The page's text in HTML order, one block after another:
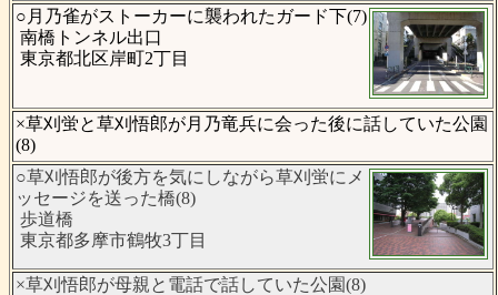
○月乃雀がストーカーに襲われたガード下(7)
南橋トンネル出口
東京都北区岸町2丁目
×草刈蛍と草刈悟郎が月乃竜兵に会った後に話していた公園
(8)
○草刈悟郎が後方を気にしながら草刈蛍にメ
ッセージを送った橋(8)
歩道橋
東京都多摩市鶴牧3丁目
×草刈悟郎が母親と電話で話していた公園(8)